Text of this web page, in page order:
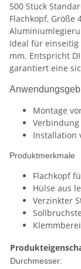
500 Stück
Flachkopf, Größe
Ideal für einseitig
mm. Entspricht
garantiert eine
Montage
Installation
Produktmerkmale
Flachkopf
Hülse aus
Verzinkter
Durchmesser: